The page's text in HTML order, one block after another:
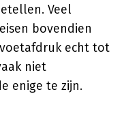
Veel
bovendien
echt tot
niet
enige te zijn.